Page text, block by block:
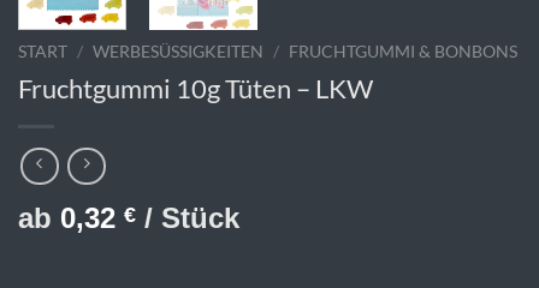
START / WERBESÜSSIGKEITEN / FRUCHTGUMMI & BONBONS
Fruchtgummi 10g Tüten – LKW
ab 0,32 € / Stück